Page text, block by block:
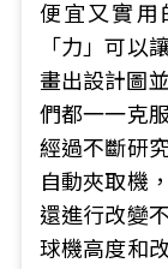
便宜又實用
「力」可以
畫出設計圖
們都一一克
經過不斷研
自動夾取機
還進行改變
球機高度和